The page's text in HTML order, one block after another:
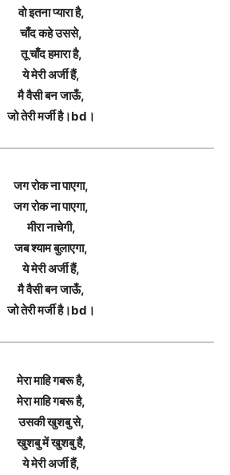
वो इतना प्यारा है,
चाँद कहे उससे,
तू चाँद हमारा है,
ये मेरी अर्जी हैं,
मै वैसी बन जाऊँ,
जो तेरी मर्जी है।bd।
जग रोक ना पाएगा,
जग रोक ना पाएगा,
मीरा नाचेगी,
जब श्याम बुलाएगा,
ये मेरी अर्जी हैं,
मै वैसी बन जाऊँ,
जो तेरी मर्जी है।bd।
मेरा माहि गबरू है,
मेरा माहि गबरू है,
उसकी खुशबु से,
खुशबु में खुशबु है,
ये मेरी अर्जी हैं,